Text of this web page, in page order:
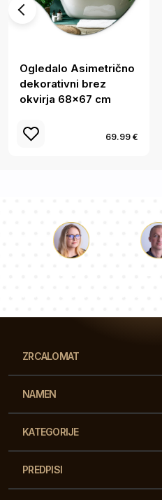
Ogledalo Asimetrično
dekorativni brez
okvirja 68x67 cm
69.99 €
ZRCALOMAT
NAMEN
KATEGORIJE
PREDPISI